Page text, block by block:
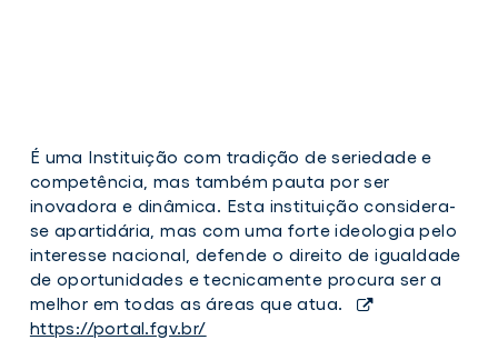
É uma Instituição com tradição de seriedade e
competência, mas também pauta por ser
inovadora e dinâmica. Esta instituição considera-
se apartidária, mas com uma forte ideologia pelo
interesse nacional, defende o direito de igualdade
de oportunidades e tecnicamente procura ser a
melhor em todas as áreas que atua.
https://portal.fgv.br/